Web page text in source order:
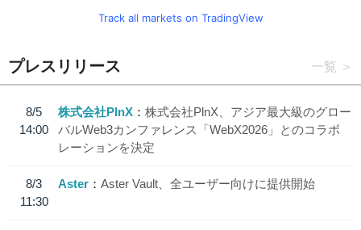
Track all markets on TradingView
プレスリリース 一覧
8/5
14:00
株式会社PlnX
株式会社PlnX、アジア最大級のグロー
バルWeb3カンファレンス「WebX2026」とのコラボ
レーションを決定
8/3
11:30
Aster Aster Vault、全ユーザー向けに提供開始